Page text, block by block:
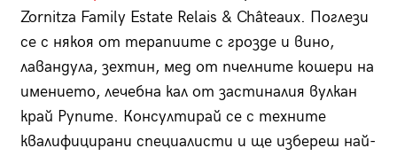
Zornitza Family Estate Relais & Châteaux. Поглези
се с някоя от терапиите с грозде и вино,
лавандула, зехтин, мед от пчелните кошери на
имението, лечебна кал от застиналия вулкан
край Рупите. Консултирай се с техните
квалифицирани специалисти и ще избереш най-